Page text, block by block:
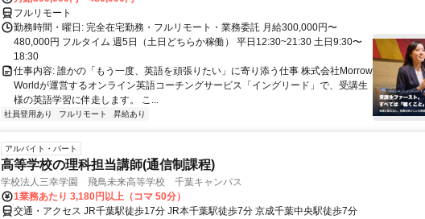
フルリモート
勤務時間・曜日: 完全在宅勤務・フルリモート・業務委託 月給300,000円〜
480,000円 フルタイム 週5日（土日どちらか稼働） 平日12:30~21:30 土日9:30〜
18:30
仕事内容: 誰かの「もう一度、英語を頑張りたい」に寄り添う仕事 株式会社Morrow
Worldが運営するオンライン英語コーチングサービス「イングリード」で、受講生
様の英語学習に伴走します。 こ...
社員登用あり フルリモート 昇給あり
アルバイト・パート
高等学校の理科担当講師(通信制課程)
学校法人三幸学園 飛鳥未来高等学校 千葉キャンパス
1業務あたり 3,180円以上（コマ 50分）
交通・アクセス JR千葉駅徒歩17分 JR本千葉駅徒歩7分 京成千葉中央駅徒歩7分